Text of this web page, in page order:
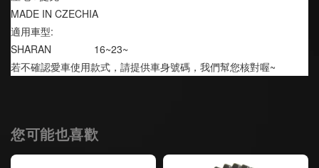
MADE IN CZECHIA
適用車型:
SHARAN               16~23~
若不確認愛車使用款式，請提供車身號碼，我們幫您核對喔~
您可能也喜歡